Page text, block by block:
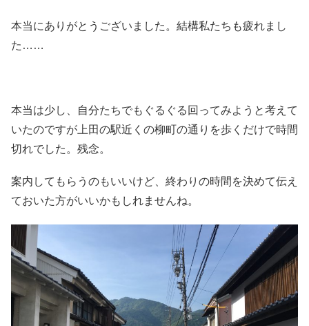
本当にありがとうございました。結構私たちも疲れまし
た……
本当は少し、自分たちでもぐるぐる回ってみようと考えて
いたのですが上田の駅近くの柳町の通りを歩くだけで時間
切れでした。残念。
案内してもらうのもいいけど、終わりの時間を決めて伝え
ておいた方がいいかもしれませんね。